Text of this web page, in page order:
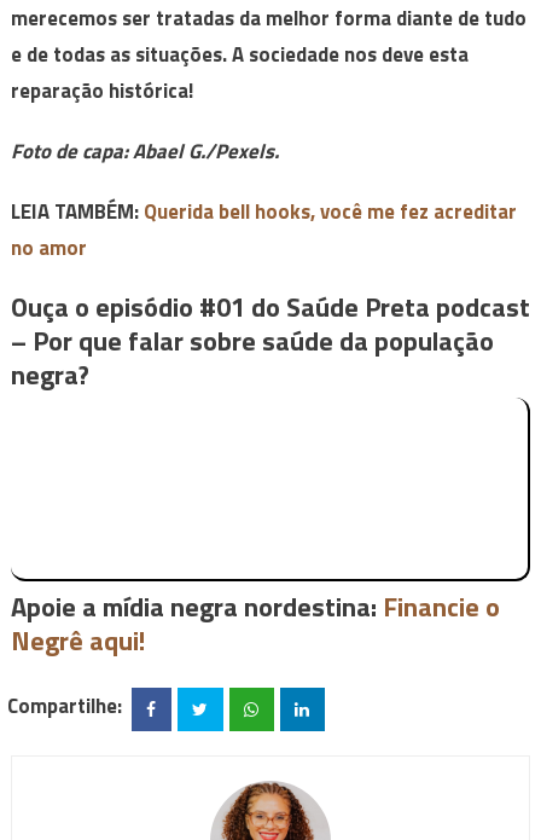
merecemos ser tratadas da melhor forma diante de tudo
e de todas as situações. A sociedade nos deve esta
reparação histórica!
Foto de capa: Abael G./Pexels.
LEIA TAMBÉM:Querida bell hooks, você me fez acreditar
no amor
Ouça o episódio #01 do Saúde Preta podcast
– Por que falar sobre saúde da população
negra?
Apoie a mídia negra nordestina: Financie o
Negrê aqui!
Compartilhe: